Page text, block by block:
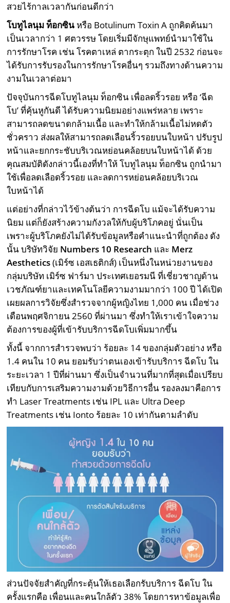
สวยไร้กาลเวลากันก่อนดีกว่า
โบทูไลนุม ท็อกซิน หรือ Botulinum Toxin A ถูกคิดค้นมา
เป็นเวลากว่า 1 ศตวรรษ โดยเริ่มมีจักษุแพทย์นำมาใช้ใน
การรักษาโรค เช่น โรคตาเหล่ ตากระตุก ในปี 2532 ก่อนจะ
ได้รับการรับรองในการรักษาโรคอื่นๆ รวมถึงทางด้านความ
งามในเวลาต่อมา
ปัจจุบันการฉีดโบทูไลนุม ท็อกซิน เพื่อลดริ้วรอย หรือ ‘ฉีด
โบ’ ที่คุ้นหูกันดี ได้รับความนิยมอย่างแพร่หลาย เพราะ
สามารถลดขนาดกล้ามเนื้อ และทำให้กล้ามเนื้อไม่หดตัว
ชั่วคราว ส่งผลให้สามารถลดเลือนริ้วรอยบนใบหน้า ปรับรูป
หน้าและยกกระชับบริเวณหย่อนคล้อยบนใบหน้าได้ ด้วย
คุณสมบัติดังกล่าวนี้เองที่ทำให้ โบทูไลนุม ท็อกซิน ถูกนำมา
ใช้เพื่อลดเลือดริ้วรอย และลดการหย่อนคล้อยบริเวณ
ใบหน้าได้
แต่อย่างที่กล่าวไว้ข้างต้นว่า การฉีดโบ แม้จะได้รับความ
นิยม แต่ก็ยังสร้างความกังวลให้กับผู้บริโภคอยู่ นั่นเป็น
เพราะผู้บริโภคยังไม่ได้รับข้อมูลหรือคำแนะนำที่ถูกต้อง ดัง
นั้น บริษัทวิจัย Numbers 10 Research และ Merz
Aesthetics(เมิร์ซ เอสเธติกส์) เป็นหนึ่งในหน่วยงานของ
กลุ่มบริษัท เมิร์ซ ฟาร์มา ประเทศเยอรมนี ที่เชี่ยวชาญด้าน
เวชภัณฑ์ยาและเทคโนโลยีความงามมากว่า 100 ปี ได้เปิด
เผยผลการวิจัยซึ่งสำรวจจากผู้หญิงไทย 1,000 คน เมื่อช่วง
เดือนพฤศจิกายน 2560 ที่ผ่านมา ซึ่งทำให้เราเข้าใจความ
ต้องการของผู้ที่เข้ารับบริการฉีดโบเพิ่มมากขึ้น
ทั้งนี้ จากการสำรวจพบว่า ร้อยละ 14 ของกลุ่มตัวอย่าง หรือ
1.4 คนใน 10 คน ยอมรับว่าตนเองเข้ารับบริการ ฉีดโบ ใน
ระยะเวลา 1 ปีที่ผ่านมา ซึ่งเป็นจำนวนที่มากที่สุดเมื่อเปรียบ
เทียบกับการเสริมความงามด้วยวิธีการอื่น รองลงมาคือการ
ทำ Laser Treatments เช่น IPL และ Ultra Deep
Treatments เช่น Ionto ร้อยละ 10 เท่ากันตามลำดับ
ส่วนปัจจัยสำคัญที่กระตุ้นให้เธอเลือกรับบริการ ฉีดโบ ใน
ครั้งแรกคือ เพื่อนและคนใกล้ตัว 38% โดยการหาข้อมูลเพื่อ